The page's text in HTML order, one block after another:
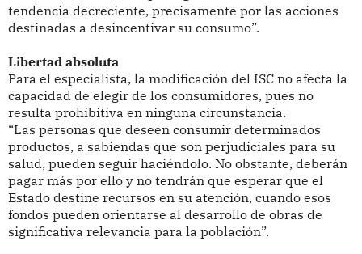
tendencia decreciente, precisamente por las acciones
destinadas a desincentivar su consumo”.
Libertad absoluta
Para el especialista, la modificación del ISC no afecta la
capacidad de elegir de los consumidores, pues no
resulta prohibitiva en ninguna circunstancia.
“Las personas que deseen consumir determinados
productos, a sabiendas que son perjudiciales para su
salud, pueden seguir haciéndolo. No obstante, deberán
pagar más por ello y no tendrán que esperar que el
Estado destine recursos en su atención, cuando esos
fondos pueden orientarse al desarrollo de obras de
significativa relevancia para la población”.